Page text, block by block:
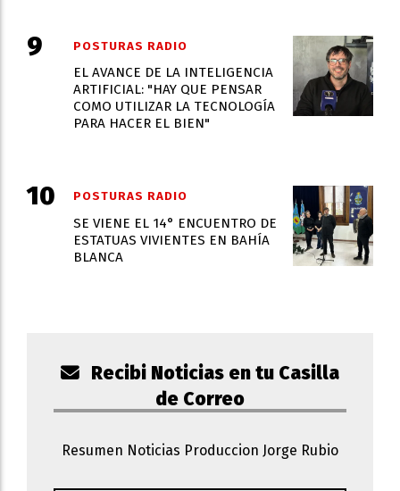
EL AVANCE DE LA INTELIGENCIA
ARTIFICIAL: "HAY QUE PENSAR
COMO UTILIZAR LA TECNOLOGÍA
PARA HACER EL BIEN"
POSTURAS RADIO
SE VIENE EL 14° ENCUENTRO DE
ESTATUAS VIVIENTES EN BAHÍA
BLANCA
POSTURAS RADIO
Recibi Noticias en tu Casilla
de Correo
Resumen Noticias Produccion Jorge Rubio